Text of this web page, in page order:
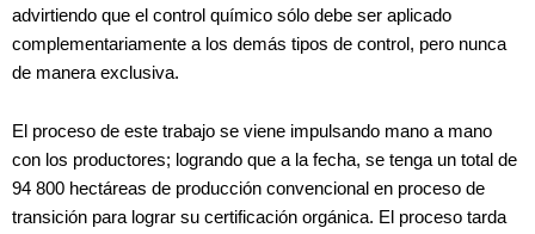
advirtiendo que el control químico sólo debe ser aplicado
complementariamente a los demás tipos de control, pero nunca
de manera exclusiva.
El proceso de este trabajo se viene impulsando mano a mano
con los productores; logrando que a la fecha, se tenga un total de
94 800 hectáreas de producción convencional en proceso de
transición para lograr su certificación orgánica. El proceso tarda